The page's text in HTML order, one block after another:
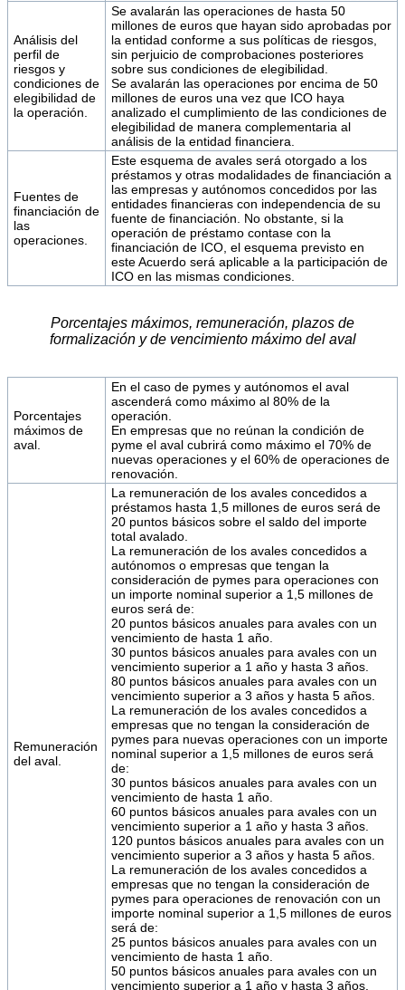
Análisis del
perfil de
riesgos y
condiciones de
elegibilidad de
la operación.
Se avalarán las operaciones de hasta 50
millones de euros que hayan sido aprobadas por
la entidad conforme a sus políticas de riesgos,
sin perjuicio de comprobaciones posteriores
sobre sus condiciones de elegibilidad.
Se avalarán las operaciones por encima de 50
millones de euros una vez que ICO haya
analizado el cumplimiento de las condiciones de
elegibilidad de manera complementaria al
análisis de la entidad financiera.
Fuentes de
financiación de
las
operaciones.
Este esquema de avales será otorgado a los
préstamos y otras modalidades de financiación a
las empresas y autónomos concedidos por las
entidades financieras con independencia de su
fuente de financiación. No obstante, si la
operación de préstamo contase con la
financiación de ICO, el esquema previsto en
este Acuerdo será aplicable a la participación de
ICO en las mismas condiciones.
Porcentajes máximos, remuneración, plazos de
formalización y de vencimiento máximo del aval
Porcentajes
máximos de
aval.
En el caso de pymes y autónomos el aval
ascenderá como máximo al 80% de la
operación.
En empresas que no reúnan la condición de
pyme el aval cubrirá como máximo el 70% de
nuevas operaciones y el 60% de operaciones de
renovación.
Remuneración
del aval.
La remuneración de los avales concedidos a
préstamos hasta 1,5 millones de euros será de
20 puntos básicos sobre el saldo del importe
total avalado.
La remuneración de los avales concedidos a
autónomos o empresas que tengan la
consideración de pymes para operaciones con
un importe nominal superior a 1,5 millones de
euros será de:
20 puntos básicos anuales para avales con un
vencimiento de hasta 1 año.
30 puntos básicos anuales para avales con un
vencimiento superior a 1 año y hasta 3 años.
80 puntos básicos anuales para avales con un
vencimiento superior a 3 años y hasta 5 años.
La remuneración de los avales concedidos a
empresas que no tengan la consideración de
pymes para nuevas operaciones con un importe
nominal superior a 1,5 millones de euros será
de:
30 puntos básicos anuales para avales con un
vencimiento de hasta 1 año.
60 puntos básicos anuales para avales con un
vencimiento superior a 1 año y hasta 3 años.
120 puntos básicos anuales para avales con un
vencimiento superior a 3 años y hasta 5 años.
La remuneración de los avales concedidos a
empresas que no tengan la consideración de
pymes para operaciones de renovación con un
importe nominal superior a 1,5 millones de euros
será de:
25 puntos básicos anuales para avales con un
vencimiento de hasta 1 año.
50 puntos básicos anuales para avales con un
vencimiento superior a 1 año y hasta 3 años.